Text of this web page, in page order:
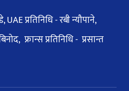
UAE प्रतिनिधि - रबी न्यौपाने,
फ्रान्स प्रतिनिधि - प्रसान्त